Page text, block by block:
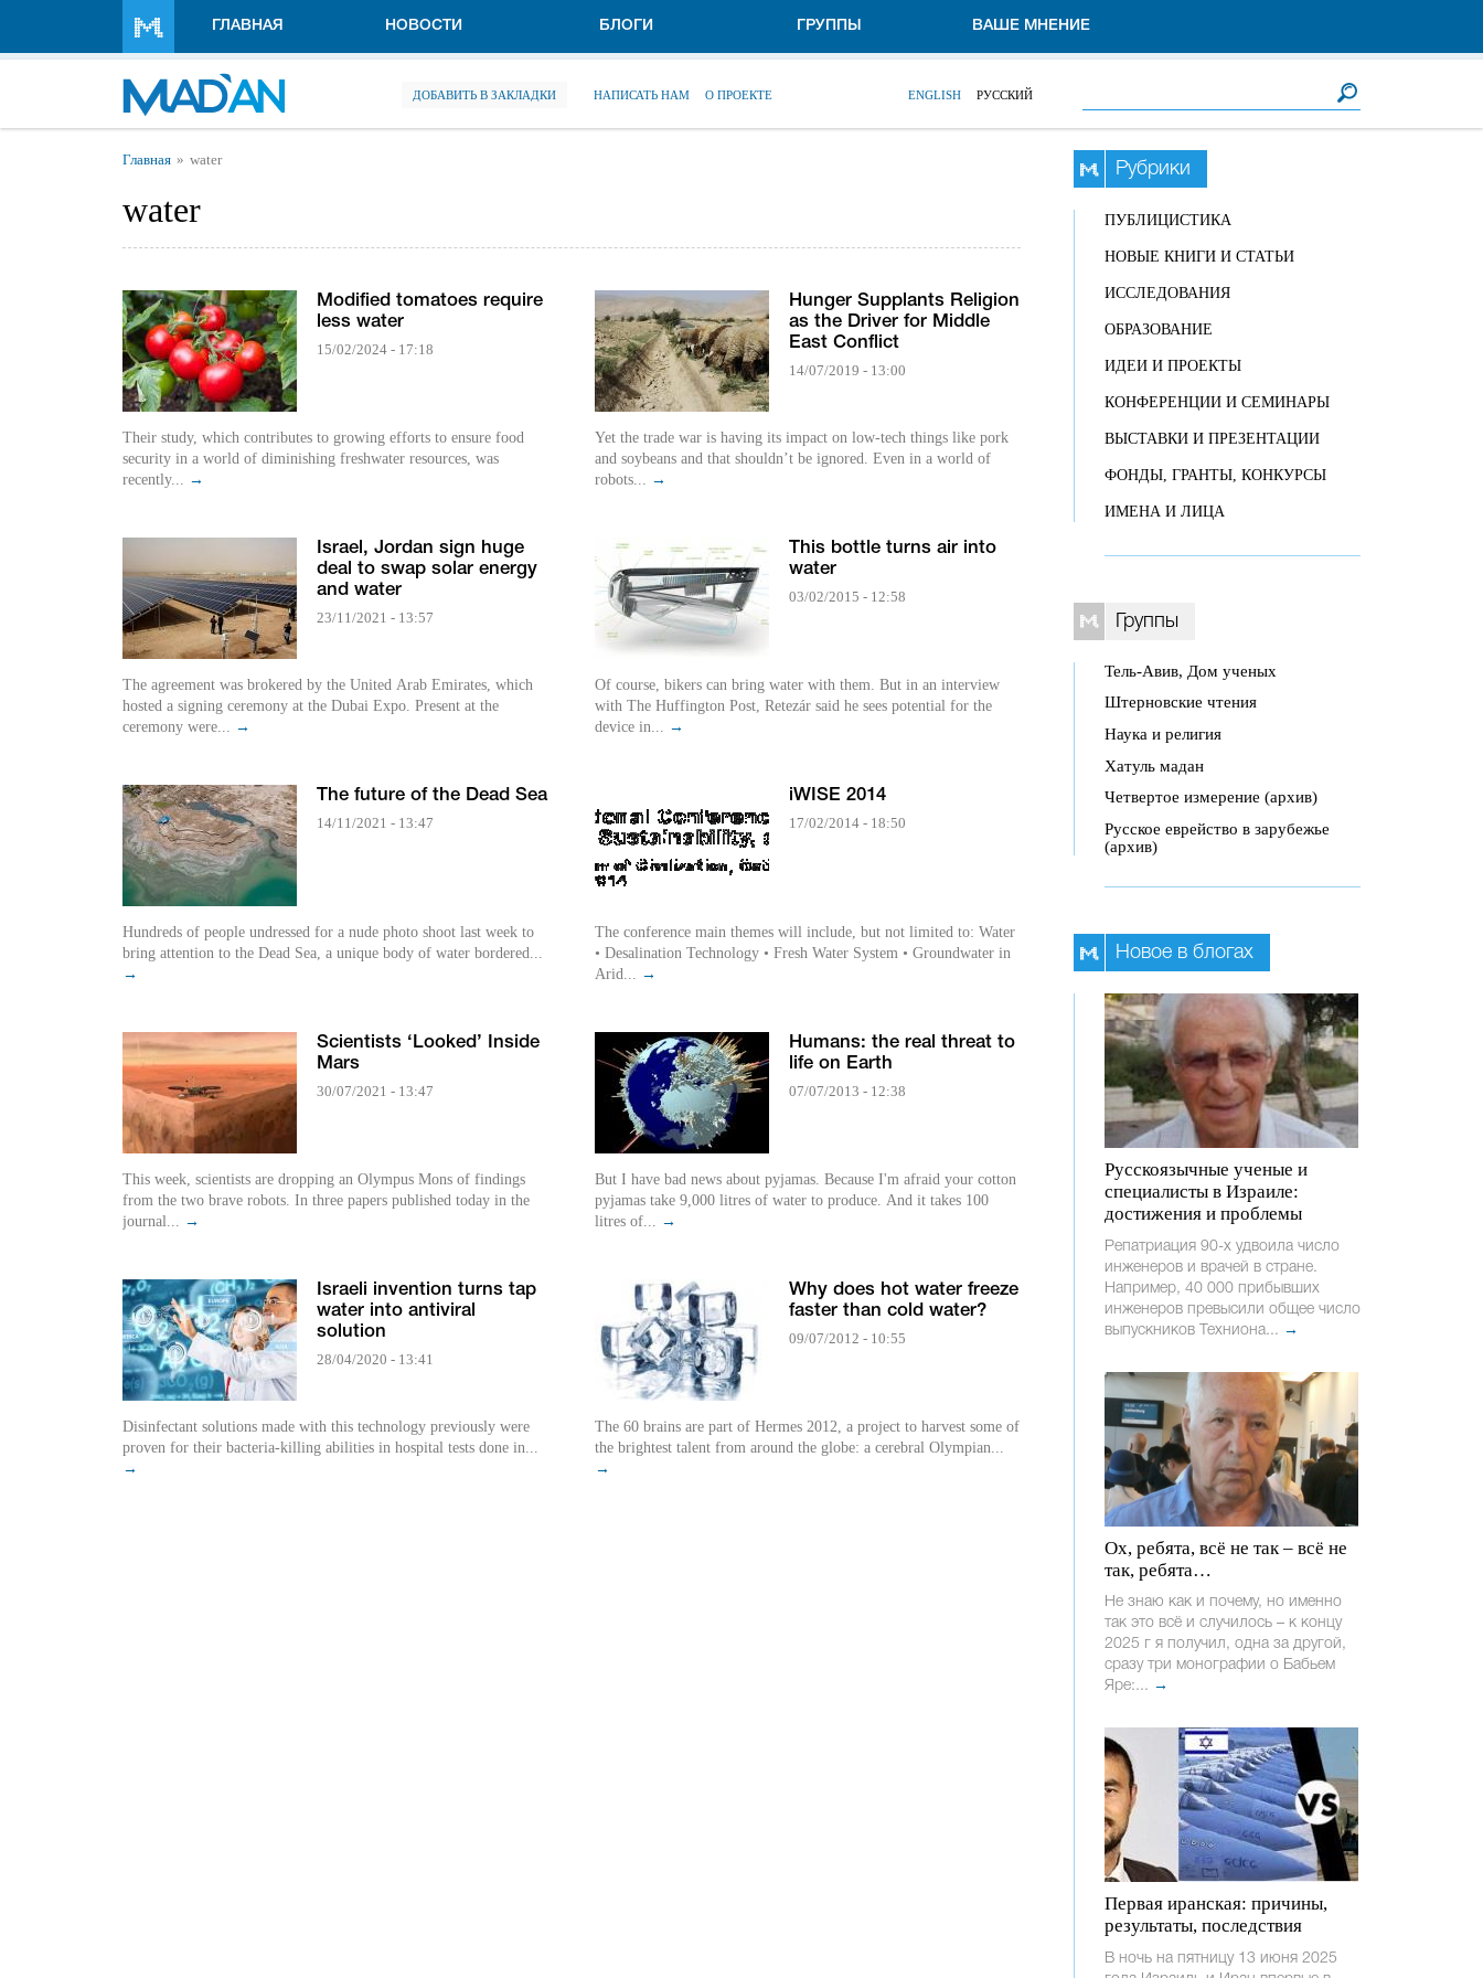
ГЛАВНАЯ НОВОСТИ БЛОГИ ГРУППЫ ВАШЕ МНЕНИЕ
ДОБАВИТЬ В ЗАКЛАДКИ НАПИСАТЬ НАМ О ПРОЕКТЕ ENGLISH РУССКИЙ
Вы здесь
Главная water
water
Modified tomatoes require
less water
15/02/2024 - 17:18
Their study, which contributes to growing efforts to ensure food
security in a world of diminishing freshwater resources, was
recently... →
Israel, Jordan sign huge
deal to swap solar energy
and water
23/11/2021 - 13:57
The agreement was brokered by the United Arab Emirates, which
hosted a signing ceremony at the Dubai Expo. Present at the
ceremony were... →
The future of the Dead Sea
14/11/2021 - 13:47
Hundreds of people undressed for a nude photo shoot last week to
bring attention to the Dead Sea, a unique body of water bordered...
→
Scientists ‘Looked’ Inside
Mars
30/07/2021 - 13:47
This week, scientists are dropping an Olympus Mons of findings
from the two brave robots. In three papers published today in the
journal... →
Israeli invention turns tap
water into antiviral
solution
28/04/2020 - 13:41
Disinfectant solutions made with this technology previously were
proven for their bacteria-killing abilities in hospital tests done in...
→
Hunger Supplants Religion
as the Driver for Middle
East Conflict
14/07/2019 - 13:00
Yet the trade war is having its impact on low-tech things like pork
and soybeans and that shouldn’t be ignored. Even in a world of
robots... →
This bottle turns air into
water
03/02/2015 - 12:58
Of course, bikers can bring water with them. But in an interview
with The Huffington Post, Retezár said he sees potential for the
device in... →
iWISE 2014
17/02/2014 - 18:50
The conference main themes will include, but not limited to: Water
• Desalination Technology • Fresh Water System • Groundwater in
Arid... →
Humans: the real threat to
life on Earth
07/07/2013 - 12:38
But I have bad news about pyjamas. Because I'm afraid your cotton
pyjamas take 9,000 litres of water to produce. And it takes 100
litres of... →
Why does hot water freeze
faster than cold water?
09/07/2012 - 10:55
The 60 brains are part of Hermes 2012, a project to harvest some of
the brightest talent from around the globe: a cerebral Olympian...
→
Рубрики
ПУБЛИЦИСТИКА
НОВЫЕ КНИГИ И СТАТЬИ
ИССЛЕДОВАНИЯ
ОБРАЗОВАНИЕ
ИДЕИ И ПРОЕКТЫ
КОНФЕРЕНЦИИ И СЕМИНАРЫ
ВЫСТАВКИ И ПРЕЗЕНТАЦИИ
ФОНДЫ, ГРАНТЫ, КОНКУРСЫ
ИМЕНА И ЛИЦА
Группы
Тель-Авив, Дом ученых
Штерновские чтения
Наука и религия
Хатуль мадан
Четвертое измерение (архив)
Русское еврейство в зарубежье
(архив)
Новое в блогах
Русскоязычные ученые и
специалисты в Израиле:
достижения и проблемы
Репатриация 90-х удвоила число
инженеров и врачей в стране.
Например, 40 000 прибывших
инженеров превысили общее число
выпускников Техниона... →
Ох, ребята, всё не так – всё не
так, ребята…
Не знаю как и почему, но именно
так это всё и случилось – к концу
2025 г я получил, одна за другой,
сразу три монографии о Бабьем
Яре:... →
Первая иранская: причины,
результаты, последствия
В ночь на пятницу 13 июня 2025